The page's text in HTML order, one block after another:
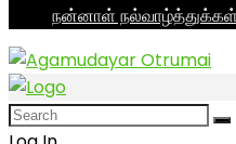
நன்னாள்